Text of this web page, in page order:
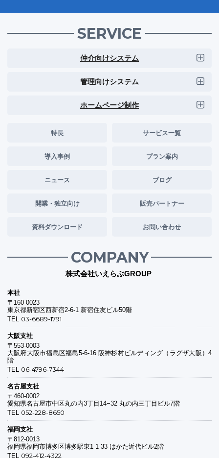
SERVICE
仲介向けシステム
管理向けシステム
ホームページ制作
特長 サービス一覧
導入事例 プラン案内
ニュース ブログ
開業・独立向け 販売パートナー
資料ダウンロード お問い合わせ
COMPANY
株式会社いえらぶGROUP
本社
〒160-0023
東京都新宿区西新宿2-6-1 新宿住友ビル50階
TEL 03-6689-1791
大阪支社
〒553-0003
大阪府大阪市福島区福島5-6-16 阪神杉村ビルディング（ラグザ大阪）4
階
TEL 06-4796-7344
名古屋支社
〒460-0002
愛知県名古屋市中区丸の内3丁目14−32 丸の内三丁目ビル7階
TEL 052-228-8650
福岡支社
〒812-0013
福岡県福岡市博多区博多駅東1-1-33 はかた近代ビル2階
TEL 092-412-4322